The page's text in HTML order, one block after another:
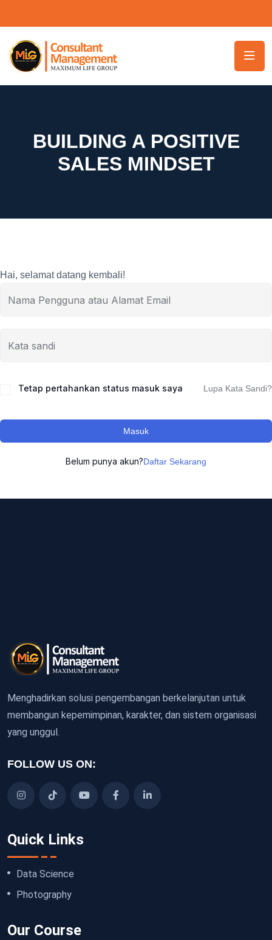
BUILDING A POSITIVE
SALES MINDSET
Hai, selamat datang kembali!
Tetap pertahankan status masuk saya Lupa Kata Sandi?
Masuk
Belum punya akun?Daftar Sekarang
Menghadirkan solusi pengembangan berkelanjutan untuk
membangun kepemimpinan, karakter, dan sistem organisasi
yang unggul.
FOLLOW US ON:
Quick Links
Data Science
Photography
Our Course